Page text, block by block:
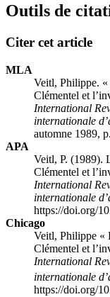
Outils de
Citer cet article
MLA
Veitl, Philippe. «
Clémentel et
International
internationale
automne 1989,
APA
Veitl, P. (1989).
Clémentel et
International
internationale
https://doi.org/
Chicago
Veitl, Philippe «
Clémentel et
International
internationale
https://doi.org/